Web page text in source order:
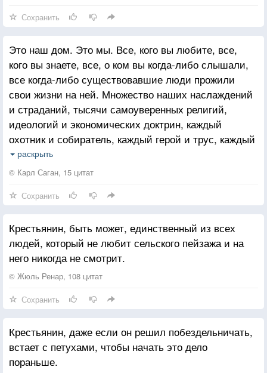
исключено. Рабочие и крестьяне Советского Союза
подобны человеку, заточённому на четверть века
в тёмное подземелье, которого не стоит труда
убедить, что керосиновая лампа на самом деле
является Солнцем.
Сохранить
Это наш дом. Это мы. Все, кого вы любите, все,
кого вы знаете, все, о ком вы когда-либо слышали,
все когда-либо существовавшие люди прожили
свои жизни на ней. Множество наших наслаждений
и страданий, тысячи самоуверенных религий,
идеологий и экономических доктрин, каждый
охотник и собиратель, каждый герой и трус, каждый
созидатель и разрушитель цивилизаций, каждый
король и крестьянин, каждая влюблённая пара,
ребёнок, изобретатель и путешественник, каждый
преподаватель этики, каждый лживый политик,
каждая «суперзвезда», каждый «величайший
лидер», каждый святой и грешник в истории нашего
вида жили здесь — на соринке, подвешенной
в солнечном луче.
раскрыть
© Карл Саган, 15 цитат
Сохранить
Крестьянин, быть может, единственный из всех
людей, который не любит сельского пейзажа и на
него никогда не смотрит.
© Жюль Ренар, 108 цитат
Сохранить
Крестьянин, даже если он решил побездельничать,
встает с петухами, чтобы начать это дело
пораньше.